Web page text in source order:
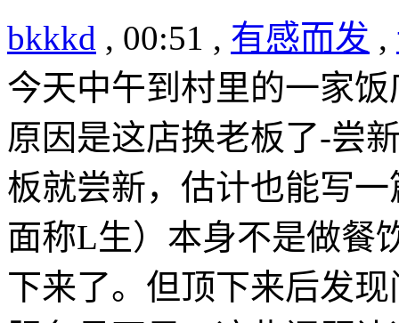
bkkkd , 00:51 , 有感而发 ,
今天中午到村里的一家
原因是这店换老板了-尝
板就尝新，估计也能写
面称L生）本身不是做餐
下来了。但顶下来后发